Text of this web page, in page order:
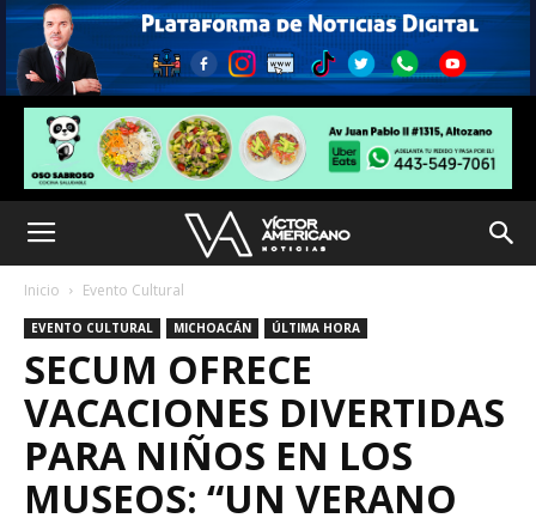
Inicio Evento Cultural
EVENTO CULTURAL MICHOACÁN ÚLTIMA HORA
SECUM OFRECE
VACACIONES DIVERTIDAS
PARA NIÑOS EN LOS
MUSEOS: “UN VERANO